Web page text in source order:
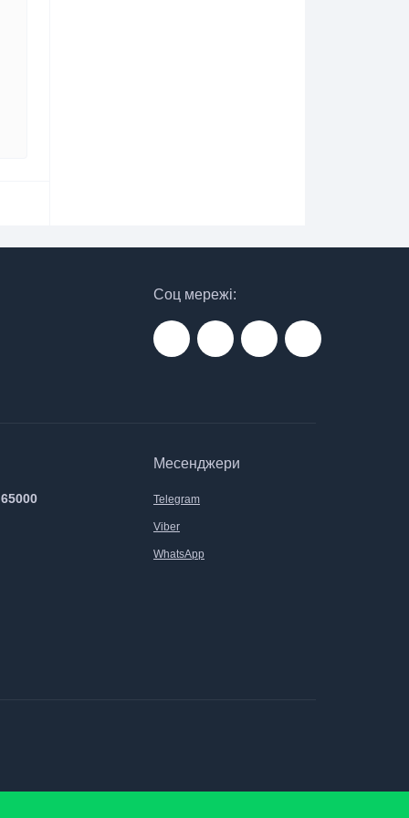
Соц мережі:
Месенджери
Telegram
Viber
WhatsApp